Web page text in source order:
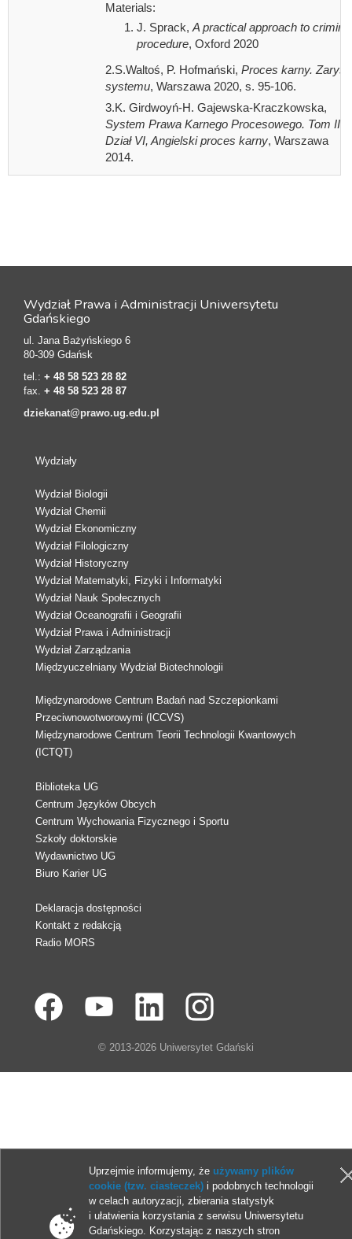
Materials:
J. Sprack, A practical approach to criminal
procedure, Oxford 2020
2.S.Waltoś, P. Hofmański, Proces karny. Zarys
systemu, Warszawa 2020, s. 95-106.
3.K. Girdwoyń-H. Gajewska-Kraczkowska,
System Prawa Karnego Procesowego. Tom II.
Dział VI, Angielski proces karny, Warszawa
2014.
Wydział Prawa i Administracji Uniwersytetu
Gdańskiego
ul. Jana Bażyńskiego 6
80-309 Gdańsk
tel.: + 48 58 523 28 82
fax. + 48 58 523 28 87
dziekanat@prawo.ug.edu.pl
Wydziały
Wydział Biologii
Wydział Chemii
Wydział Ekonomiczny
Wydział Filologiczny
Wydział Historyczny
Wydział Matematyki, Fizyki i Informatyki
Wydział Nauk Społecznych
Wydział Oceanografii i Geografii
Wydział Prawa i Administracji
Wydział Zarządzania
Międzyuczelniany Wydział Biotechnologii
Międzynarodowe Centrum Badań nad Szczepionkami
Przeciwnowotworowymi (ICCVS)
Międzynarodowe Centrum Teorii Technologii Kwantowych
(ICTQT)
Biblioteka UG
Centrum Języków Obcych
Centrum Wychowania Fizycznego i Sportu
Szkoły doktorskie
Wydawnictwo UG
Biuro Karier UG
Deklaracja dostępności
Kontakt z redakcją
Radio MORS
© 2013-2026 Uniwersytet Gdański
Uprzejmie informujemy, że używamy plików
cookie (tzw. ciasteczek) i podobnych technologii
w celach autoryzacji, zbierania statystyk
i ułatwienia korzystania z serwisu Uniwersytetu
Gdańskiego. Korzystając z naszych stron